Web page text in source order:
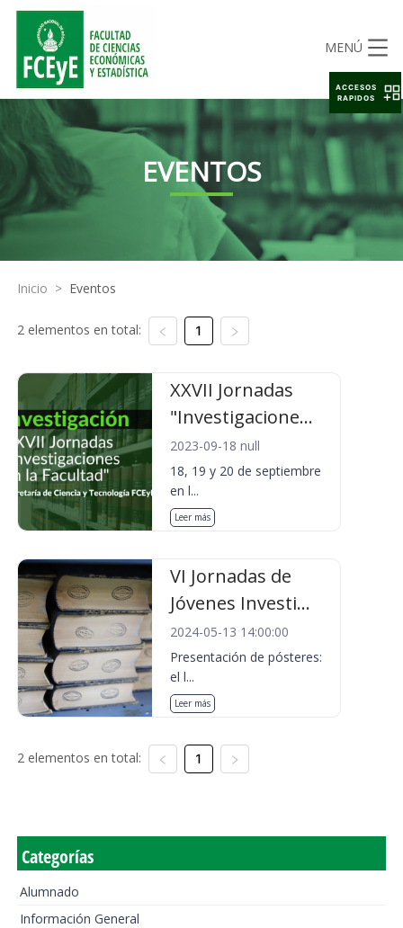
MENÚ
EVENTOS
Inicio > Eventos
2 elementos en total: 1
XXVII Jornadas
"Investigacione...
2023-09-18 null
18, 19 y 20 de septiembre
en l...
Leer más
VI Jornadas de
Jóvenes Investi...
2024-05-13 14:00:00
Presentación de pósteres:
el l...
Leer más
2 elementos en total: 1
Categorías
Alumnado
Información General
ACCESOS
RAPIDOS